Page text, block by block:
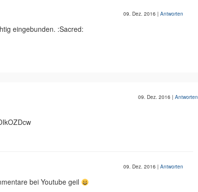
09. Dez. 2016 | Antworten
eingebunden. :Sacred:
09. Dez. 2016 | Antworten
09. Dez. 2016 | Antworten
bei Youtube geil